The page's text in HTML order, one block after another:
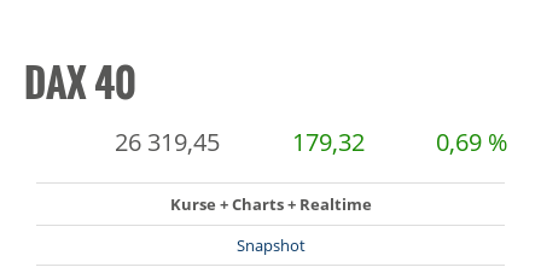
DAX 40
26 319,45 179,32 0,69 %
Kurse + Charts + Realtime
Snapshot